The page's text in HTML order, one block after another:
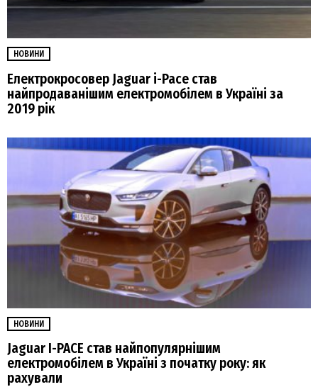
НОВИНИ
Електрокросовер Jaguar i-Pace став
найпродаванішим електромобілем в Україні за
2019 рік
НОВИНИ
Jaguar I-PACE став найпопулярнішим
електромобілем в Україні з початку року: як
рахували